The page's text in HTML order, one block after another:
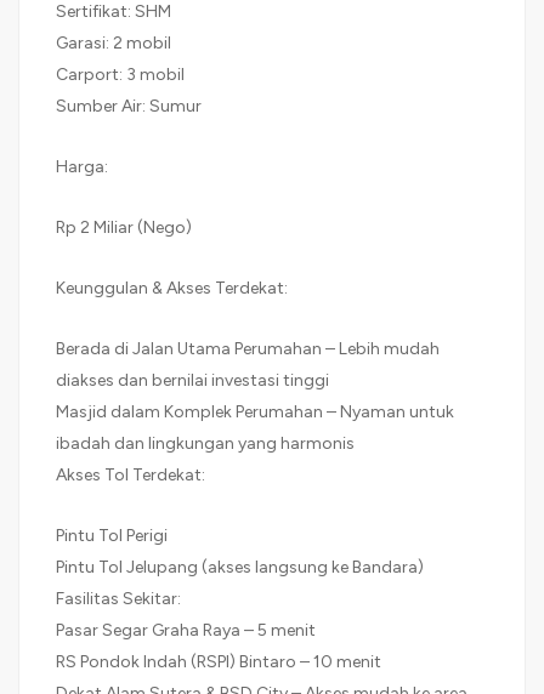
Sertifikat: SHM
Garasi: 2 mobil
Carport: 3 mobil
Sumber Air: Sumur
Harga:
Rp 2 Miliar (Nego)
Keunggulan & Akses Terdekat:
Berada di Jalan Utama Perumahan – Lebih mudah
diakses dan bernilai investasi tinggi
Masjid dalam Komplek Perumahan – Nyaman untuk
ibadah dan lingkungan yang harmonis
Akses Tol Terdekat:
Pintu Tol Perigi
Pintu Tol Jelupang (akses langsung ke Bandara)
Fasilitas Sekitar:
Pasar Segar Graha Raya – 5 menit
RS Pondok Indah (RSPI) Bintaro – 10 menit